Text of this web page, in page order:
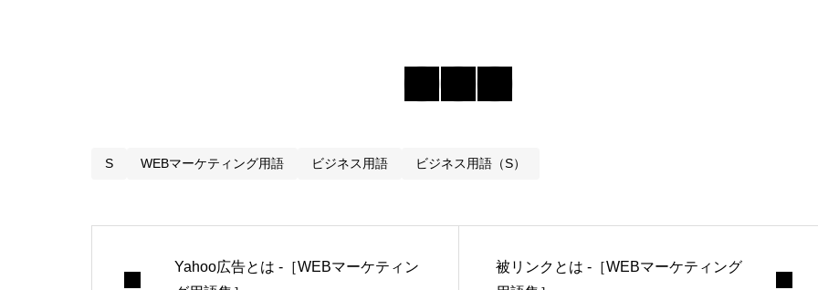
S WEBマーケティング用語 ビジネス用語 ビジネス用語（S）
Yahoo広告とは -［WEBマーケティン
被リンクとは -［WEBマーケティング